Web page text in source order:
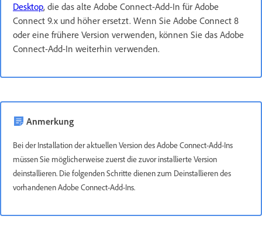
Desktop, die das alte Adobe Connect-Add-In für Adobe
Connect 9.x und höher ersetzt. Wenn Sie Adobe Connect 8
oder eine frühere Version verwenden, können Sie das Adobe
Connect-Add-In weiterhin verwenden.
Anmerkung
Bei der Installation der aktuellen Version des Adobe Connect-Add-Ins
müssen Sie möglicherweise zuerst die zuvor installierte Version
deinstallieren. Die folgenden Schritte dienen zum Deinstallieren des
vorhandenen Adobe Connect-Add-Ins.